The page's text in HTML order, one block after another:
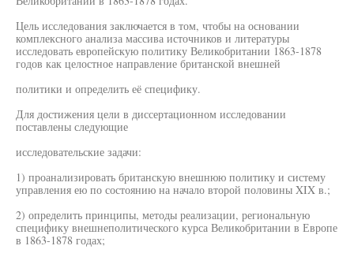
Цель исследования заключается в том, чтобы на основании
комплексного анализа массива источников и литературы
исследовать европейскую политику Великобритании 1863-1878
годов как целостное направление британской внешней
политики и определить её специфику.
Для достижения цели в диссертационном исследовании
поставлены следующие
исследовательские задачи:
1) проанализировать британскую внешнюю политику и систему
управления ею по состоянию на начало второй половины XIX в.;
2) определить принципы, методы реализации, региональную
специфику внешнеполитического курса Великобритании в Европе
в 1863-1878 годах;